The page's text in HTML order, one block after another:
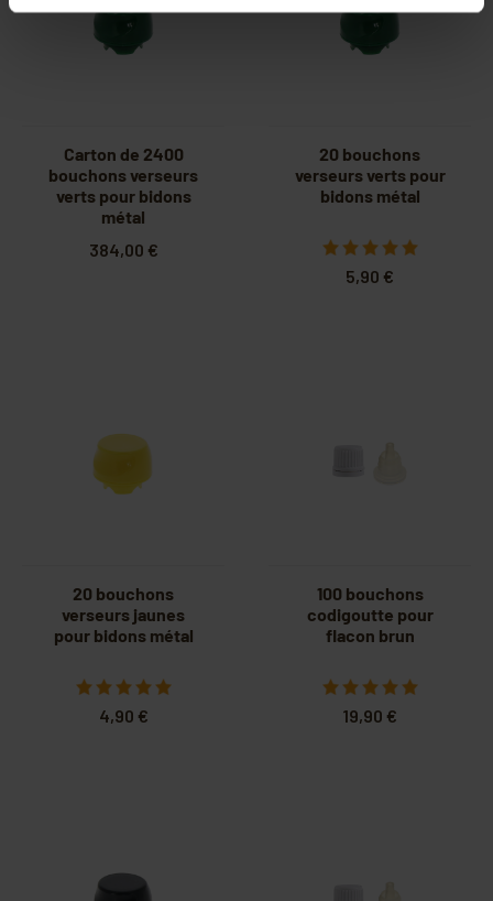
Carton de 2400
bouchons verseurs
verts pour bidons
métal
384,00 €
20 bouchons
verseurs verts pour
bidons métal
5,90 €
20 bouchons
verseurs jaunes
pour bidons métal
4,90 €
100 bouchons
codigoutte pour
flacon brun
19,90 €